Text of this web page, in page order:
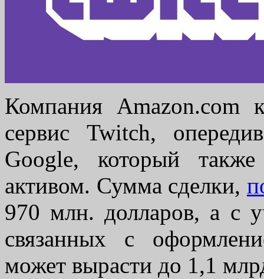
Компания Amazon.com
сервис Twitch,
Google, который также
активом. Сумма сделки,
970 млн. долларов, а с
связанных с
может вырасти до 1,1